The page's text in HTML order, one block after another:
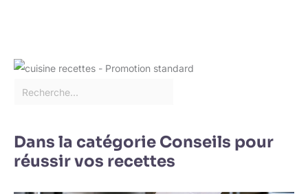
Dans la catégorie Conseils pour
réussir vos recettes